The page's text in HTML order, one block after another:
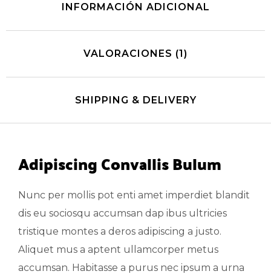
INFORMACIÓN ADICIONAL
VALORACIONES (1)
SHIPPING & DELIVERY
Adipiscing Convallis Bulum
Nunc per mollis pot enti amet imperdiet blandit
dis eu sociosqu accumsan dap ibus ultricies
tristique montes a deros adipiscing a justo.
Aliquet mus a aptent ullamcorper metus
accumsan. Habitasse a purus nec ipsum a urna